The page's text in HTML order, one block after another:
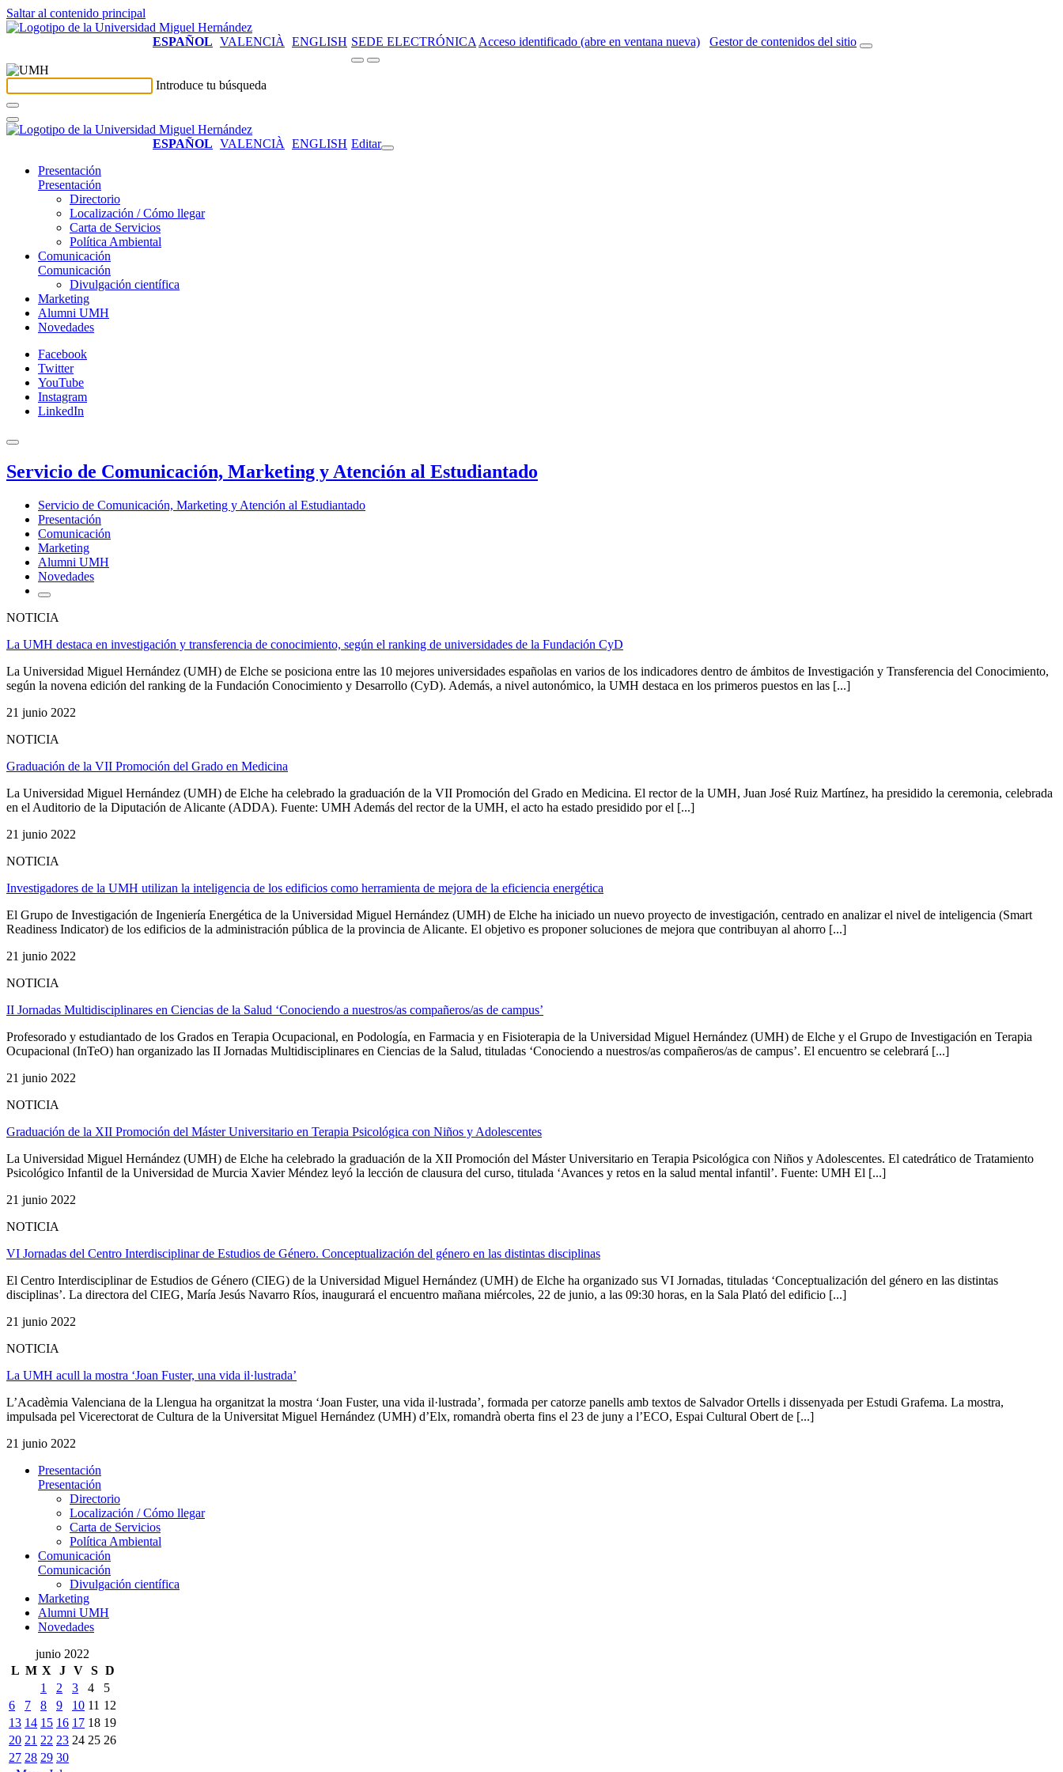
Saltar al contenido principal
ESPAÑOL VALENCIÀ ENGLISH SEDE ELECTRÓNICA Acceso identificado (abre en ventana nueva) Gestor de contenidos del sitio
Introduce tu búsqueda
ESPAÑOL VALENCIÀ ENGLISH Editar
Presentación
Presentación
Directorio
Localización / Cómo llegar
Carta de Servicios
Política Ambiental
Comunicación
Comunicación
Divulgación científica
Marketing
Alumni UMH
Novedades
Facebook
Twitter
YouTube
Instagram
LinkedIn
Servicio de Comunicación, Marketing y Atención al Estudiantado
Servicio de Comunicación, Marketing y Atención al Estudiantado
Presentación
Comunicación
Marketing
Alumni UMH
Novedades
NOTICIA
La UMH destaca en investigación y transferencia de conocimiento, según el ranking de universidades de la Fundación CyD
La Universidad Miguel Hernández (UMH) de Elche se posiciona entre las 10 mejores universidades españolas en varios de los indicadores dentro de ámbitos de Investigación y Transferencia del Conocimiento,
según la novena edición del ranking de la Fundación Conocimiento y Desarrollo (CyD). Además, a nivel autonómico, la UMH destaca en los primeros puestos en las [...]
21 junio 2022
NOTICIA
Graduación de la VII Promoción del Grado en Medicina
La Universidad Miguel Hernández (UMH) de Elche ha celebrado la graduación de la VII Promoción del Grado en Medicina. El rector de la UMH, Juan José Ruiz Martínez, ha presidido la ceremonia, celebrada
en el Auditorio de la Diputación de Alicante (ADDA). Fuente: UMH Además del rector de la UMH, el acto ha estado presidido por el [...]
21 junio 2022
NOTICIA
Investigadores de la UMH utilizan la inteligencia de los edificios como herramienta de mejora de la eficiencia energética
El Grupo de Investigación de Ingeniería Energética de la Universidad Miguel Hernández (UMH) de Elche ha iniciado un nuevo proyecto de investigación, centrado en analizar el nivel de inteligencia (Smart
Readiness Indicator) de los edificios de la administración pública de la provincia de Alicante. El objetivo es proponer soluciones de mejora que contribuyan al ahorro [...]
21 junio 2022
NOTICIA
II Jornadas Multidisciplinares en Ciencias de la Salud ‘Conociendo a nuestros/as compañeros/as de campus’
Profesorado y estudiantado de los Grados en Terapia Ocupacional, en Podología, en Farmacia y en Fisioterapia de la Universidad Miguel Hernández (UMH) de Elche y el Grupo de Investigación en Terapia
Ocupacional (InTeO) han organizado las II Jornadas Multidisciplinares en Ciencias de la Salud, tituladas ‘Conociendo a nuestros/as compañeros/as de campus’. El encuentro se celebrará [...]
21 junio 2022
NOTICIA
Graduación de la XII Promoción del Máster Universitario en Terapia Psicológica con Niños y Adolescentes
La Universidad Miguel Hernández (UMH) de Elche ha celebrado la graduación de la XII Promoción del Máster Universitario en Terapia Psicológica con Niños y Adolescentes. El catedrático de Tratamiento
Psicológico Infantil de la Universidad de Murcia Xavier Méndez leyó la lección de clausura del curso, titulada ‘Avances y retos en la salud mental infantil’. Fuente: UMH El [...]
21 junio 2022
NOTICIA
VI Jornadas del Centro Interdisciplinar de Estudios de Género. Conceptualización del género en las distintas disciplinas
El Centro Interdisciplinar de Estudios de Género (CIEG) de la Universidad Miguel Hernández (UMH) de Elche ha organizado sus VI Jornadas, tituladas ‘Conceptualización del género en las distintas
disciplinas’. La directora del CIEG, María Jesús Navarro Ríos, inaugurará el encuentro mañana miércoles, 22 de junio, a las 09:30 horas, en la Sala Plató del edificio [...]
21 junio 2022
NOTICIA
La UMH acull la mostra ‘Joan Fuster, una vida il·lustrada’
L’Acadèmia Valenciana de la Llengua ha organitzat la mostra ‘Joan Fuster, una vida il·lustrada’, formada per catorze panells amb textos de Salvador Ortells i dissenyada per Estudi Grafema. La mostra,
impulsada pel Vicerectorat de Cultura de la Universitat Miguel Hernández (UMH) d’Elx, romandrà oberta fins el 23 de juny a l’ECO, Espai Cultural Obert de [...]
21 junio 2022
Presentación
Presentación
Directorio
Localización / Cómo llegar
Carta de Servicios
Política Ambiental
Comunicación
Comunicación
Divulgación científica
Marketing
Alumni UMH
Novedades
junio 2022
L M X J V S D
1
2 3 4
5
6
7 8 9 10 11 12
13 14 15 16 17 18 19
20 21 22 23 24 25 26
27 28 29 30